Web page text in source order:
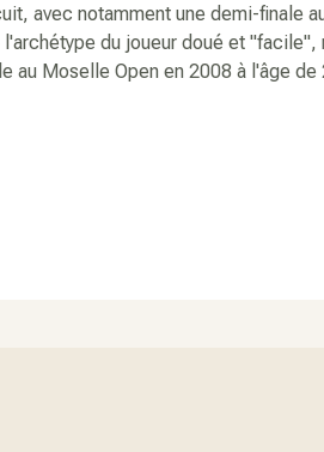
avec notamment une demi-finale
du joueur doué et
au Moselle Open en 2008 à l'âge de